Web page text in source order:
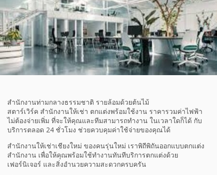
สำนักงานท่ามกลางธรรมชาติ รายล้อมด้วยต้นไม้
สตาร์เวิร์ค สำนักงานให้เช่า ตกแต่งพร้อมใช้งาน ราคารวมค่าไฟฟ้า
ไม่ต้องจ่ายเพิ่ม ที่จะให้คุณและทีมสามารถทำงาน ในเวลาใดก็ได้ กับ
บริการตลอด 24 ชั่วโมง ช่วยควบคุมค่าใช้จ่ายของคุณได้
สำนักงานให้เช่าเชียงใหม่ ของคนรุ่นใหม่ เราพิถีพิถันออกแบบตกแต่ง
สำนักงาน เพื่อให้คุณพร้อมใช้ทำงานทันทีบริการตกแต่งด้วย
เฟอร์นิเจอร์ และสิ่งอำนวยความสะดวกครบครัน